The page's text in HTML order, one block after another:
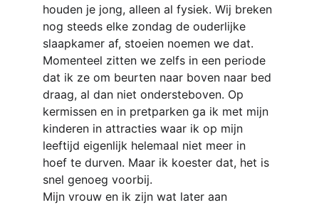
houden je jong, alleen al fysiek. Wij breken
nog steeds elke zondag de ouderlijke
slaapkamer af, stoeien noemen we dat.
Momenteel zitten we zelfs in een periode
dat ik ze om beurten naar boven naar bed
draag, al dan niet ondersteboven. Op
kermissen en in pretparken ga ik met mijn
kinderen in attracties waar ik op mijn
leeftijd eigenlijk helemaal niet meer in
hoef te durven. Maar ik koester dat, het is
snel genoeg voorbij.
Mijn vrouw en ik zijn wat later aan